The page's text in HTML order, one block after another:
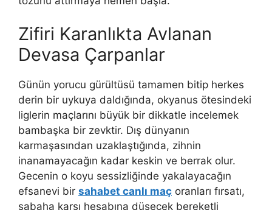
Zifiri Karanlıkta Avlanan
Devasa Çarpanlar
Günün yorucu gürültüsü tamamen bitip herkes
derin bir uykuya daldığında, okyanus ötesindeki
liglerin maçlarını büyük bir dikkatle incelemek
bambaşka bir zevktir. Dış dünyanın
karmaşasından uzaklaştığında, zihnin
inanamayacağın kadar keskin ve berrak olur.
Gecenin o koyu sessizliğinde yakalayacağın
efsanevi bir sahabet canlı maç oranları fırsatı,
sabaha karşı hesabına düşecek bereketli